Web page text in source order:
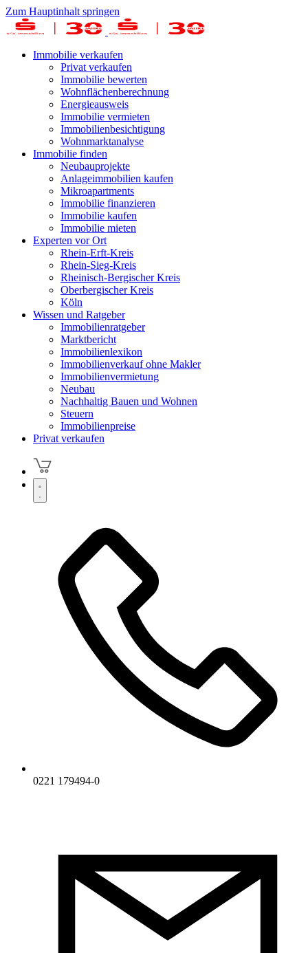
Zum Hauptinhalt springen
Immobilie verkaufen
Privat verkaufen
Immobilie bewerten
Wohnflächenberechnung
Energieausweis
Immobilie vermieten
Immobilienbesichtigung
Wohnmarktanalyse
Immobilie finden
Neubauprojekte
Anlageimmobilien kaufen
Mikroapartments
Immobilie finanzieren
Immobilie kaufen
Immobilie mieten
Experten vor Ort
Rhein-Erft-Kreis
Rhein-Sieg-Kreis
Rheinisch-Bergischer Kreis
Oberbergischer Kreis
Köln
Wissen und Ratgeber
Immobilienratgeber
Marktbericht
Immobilienlexikon
Immobilienverkauf ohne Makler
Immobilienvermietung
Neubau
Nachhaltig Bauen und Wohnen
Steuern
Immobilienpreise
Privat verkaufen
0221 179494-0